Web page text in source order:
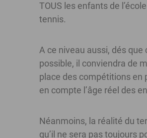
TOUS les enfants de
tennis.
A ce niveau aussi, dés que
possible, il conviendra de
place des compétitions en
en compte l’âge réel des
Néanmoins, la réalité du
qu’il ne sera pas toujours